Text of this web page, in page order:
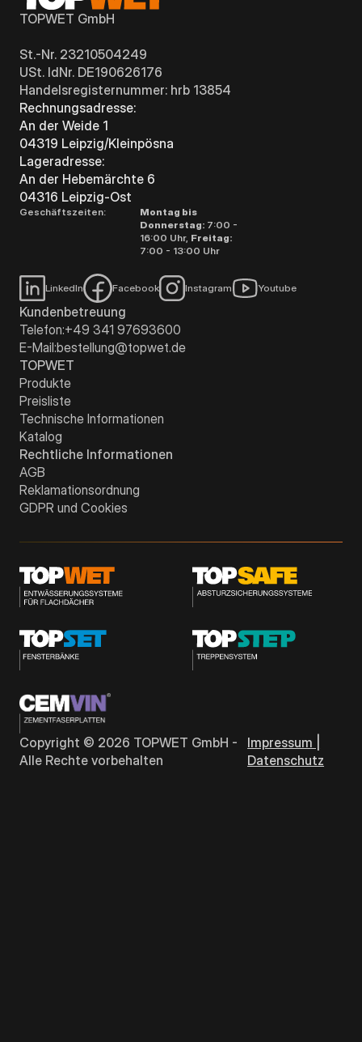
TOPWET GmbH
St.-Nr. 23210504249
USt. IdNr. DE190626176
Handelsregisternummer: hrb 13854
Rechnungsadresse:
An der Weide 1
04319 Leipzig/Kleinpösna
Lageradresse:
An der Hebemärchte 6
04316 Leipzig-Ost
Geschäftszeiten:
Montag bis
Donnerstag: 7:00 -
16:00 Uhr, Freitag:
7:00 - 13:00 Uhr
LinkedIn Facebook Instagram Youtube
Kundenbetreuung
Telefon:+49 341 97693600
E-Mail:bestellung@topwet.de
TOPWET
Produkte
Preisliste
Technische Informationen
Katalog
Rechtliche Informationen
AGB
Reklamationsordnung
GDPR und Cookies
Copyright © 2026 TOPWET GmbH -
Alle Rechte vorbehalten
Impressum |
Datenschutz